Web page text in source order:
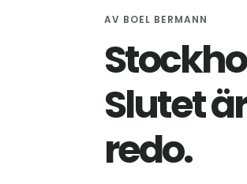
AV BOEL BERMANN
Slutet
redo.